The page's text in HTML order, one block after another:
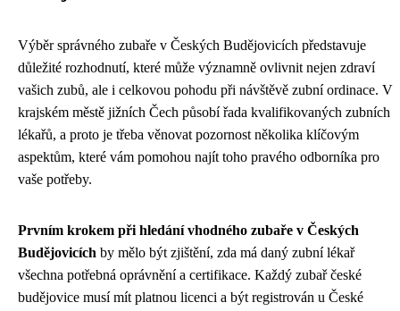
Výběr správného zubaře v Českých Budějovicích představuje
důležité rozhodnutí, které může významně ovlivnit nejen zdraví
vašich zubů, ale i celkovou pohodu při návštěvě zubní ordinace. V
krajském městě jižních Čech působí řada kvalifikovaných zubních
lékařů, a proto je třeba věnovat pozornost několika klíčovým
aspektům, které vám pomohou najít toho pravého odborníka pro
vaše potřeby.
Prvním krokem při hledání vhodného zubaře v Českých
Budějovicích by mělo být zjištění, zda má daný zubní lékař
všechna potřebná oprávnění a certifikace. Každý zubař české
budějovice musí mít platnou licenci a být registrován u České